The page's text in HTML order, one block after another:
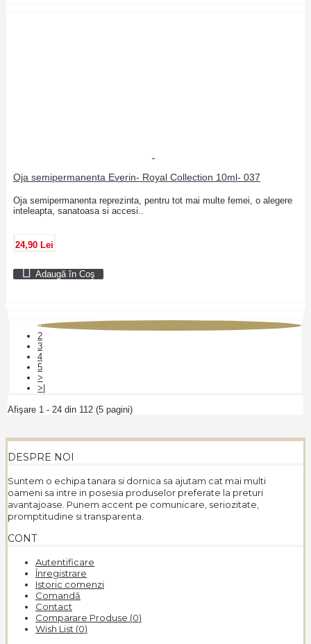
Oja semipermanenta Everin- Royal Collection 10ml- 037
Oja semipermanenta reprezinta, pentru tot mai multe femei, o alegere
inteleapta, sanatoasa si accesi..
24,90 Lei
Adaugă în Coş
1
2
3
4
5
>
>|
Afişare 1 - 24 din 112 (5 pagini)
DESPRE NOI
Suntem o echipa tanara si dornica sa ajutam cat mai multi
oameni sa intre in posesia produselor preferate la preturi
avantajoase. Punem accent pe comunicare, seriozitate,
promptitudine si transparenta.
CONT
Autentificare
Înregistrare
Istoric comenzi
Comandă
Contact
Comparare Produse (0)
Wish List (0)